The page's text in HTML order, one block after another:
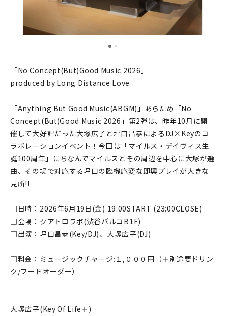
「No Concept(But)Good Music 2026」
produced by Long Distance Love
「Anything But Good Music(ABGM)」あらため「No
Concept(But)Good Music 2026」第2弾は、昨年10月に開
催して大好評だった大塚広子と坪口昌恭によるDJ×Keyのコ
ラボレーションイベント！今回は「マイルス・デイヴィス生
誕100周年」にちなんでマイルスとその周辺を中心に大塚が選
曲、その場で対応する坪口の臨機応変な即興プレイが大きな
見所!!
□日時：2026年6月19日(金) 19:00START (23:00CLOSE)
□会場：クアトロラボ(渋谷パルコB1F)
□出演：坪口昌恭(Key/DJ)、大塚広子(DJ)
□料金：ミュージックチャージ:１,０００円（＋別途要ドリン
ク/フードオーダー）
大塚広子(Key Of Life＋)